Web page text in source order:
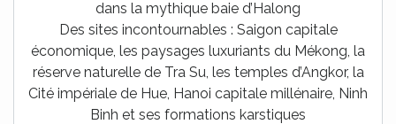
dans la mythique baie d’Halong
Des sites incontournables : Saigon capitale
économique, les paysages luxuriants du Mékong, la
réserve naturelle de Tra Su, les temples d’Angkor, la
Cité impériale de Hue, Hanoi capitale millénaire, Ninh
Binh et ses formations karstiques